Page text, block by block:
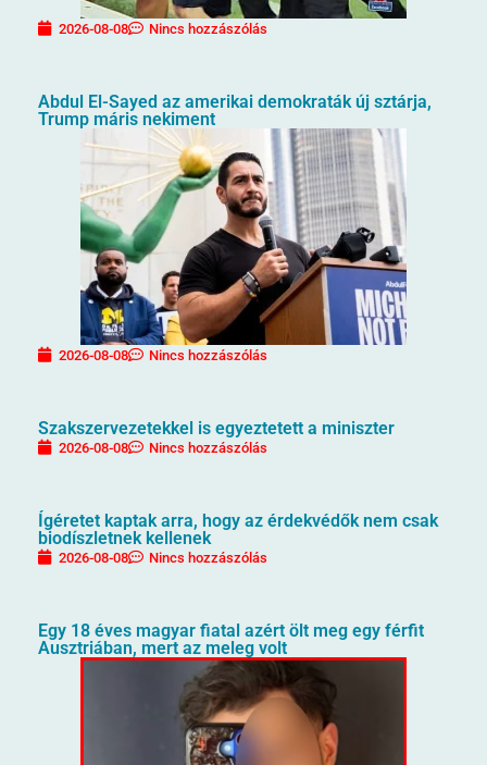
2026-08-08 Nincs hozzászólás
Abdul El-Sayed az amerikai demokraták új sztárja,
Trump máris nekiment
2026-08-08 Nincs hozzászólás
Szakszervezetekkel is egyeztetett a miniszter
2026-08-08 Nincs hozzászólás
Ígéretet kaptak arra, hogy az érdekvédők nem csak
biodíszletnek kellenek
2026-08-08 Nincs hozzászólás
Egy 18 éves magyar fiatal azért ölt meg egy férfit
Ausztriában, mert az meleg volt